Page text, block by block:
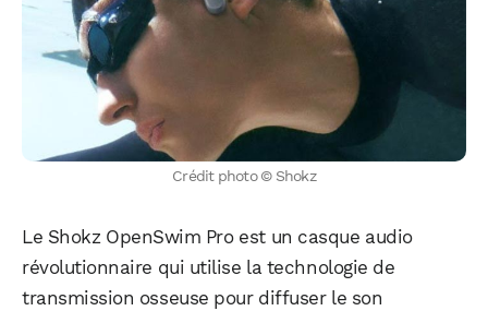
Crédit photo © Shokz
Le Shokz OpenSwim Pro est un casque audio
révolutionnaire qui utilise la technologie de
transmission osseuse pour diffuser le son